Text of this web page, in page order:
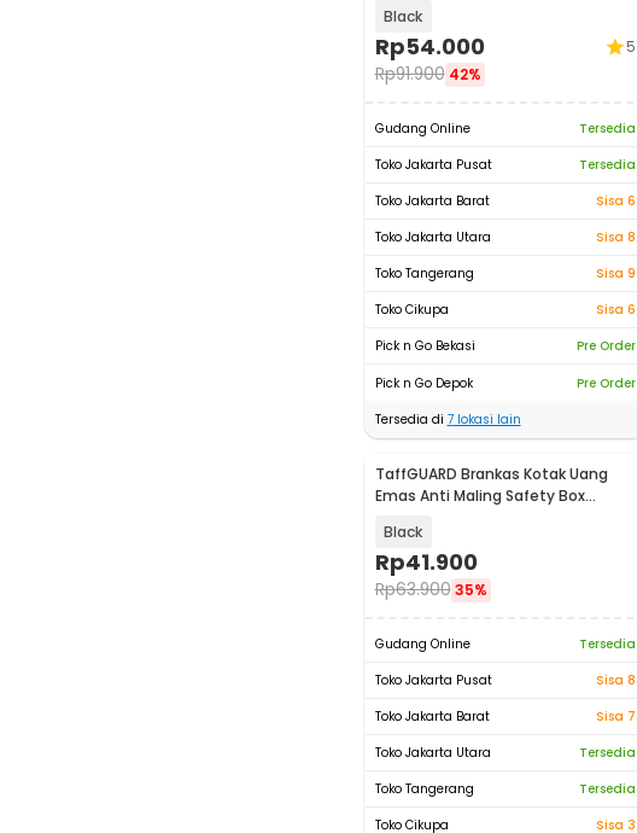
Black
Rp54.000
Rp91.900 42%
5
Gudang Online
Tersedia
Toko Jakarta Pusat
Tersedia
Toko Jakarta Barat
Sisa 6
Toko Jakarta Utara
Sisa 8
Toko Tangerang
Sisa 9
Toko Cikupa
Sisa 6
Pick n Go Bekasi
Pre Order
Pick n Go Depok
Pre Order
Tersedia di 7lokasi lain
TaffGUARD Brankas Kotak Uang
Emas Anti Maling Safety Box
Black
Rp41.900
Rp63.900 35%
Gudang Online
Tersedia
Toko Jakarta Pusat
Sisa 8
Toko Jakarta Barat
Sisa 7
Toko Jakarta Utara
Tersedia
Toko Tangerang
Tersedia
Toko Cikupa
Sisa 3